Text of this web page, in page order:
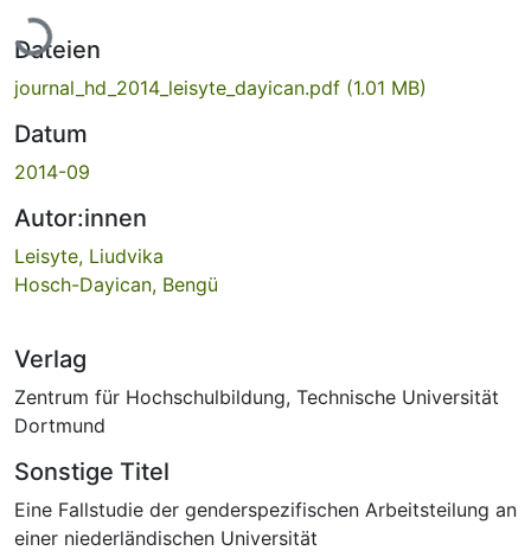
Lade...
Dateien
journal_hd_2014_leisyte_dayican.pdf (1.01 MB)
Datum
2014-09
Autor:innen
Leisyte, Liudvika
Hosch-Dayican, Bengü
Verlag
Zentrum für Hochschulbildung, Technische Universität
Dortmund
Sonstige Titel
Eine Fallstudie der genderspezifischen Arbeitsteilung an
einer niederländischen Universität